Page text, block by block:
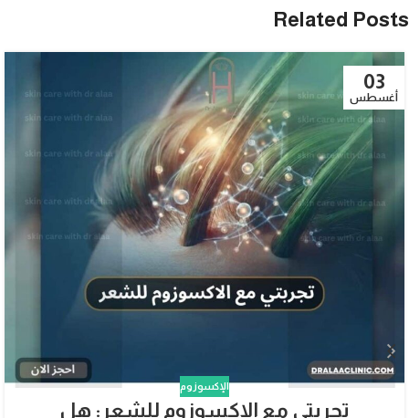
Related Posts
03
أغسطس
الإكسوزوم
تجربتي مع الاكسوزوم للشعر: هل